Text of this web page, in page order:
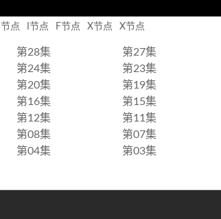
I节点 I节点 F节点 X节点 X节点
第28集
第27集
第24集
第23集
第20集
第19集
第16集
第15集
第12集
第11集
第08集
第07集
第04集
第03集